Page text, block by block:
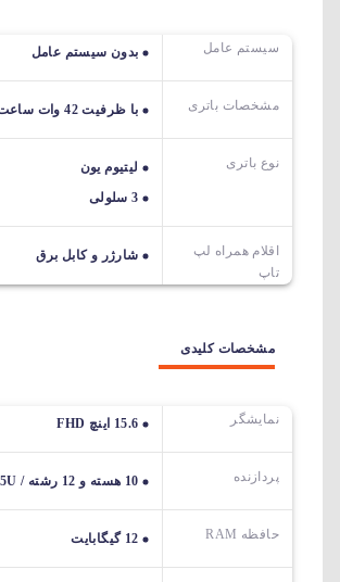
سیستم عامل بدون سیستم عامل
مشخصات باتری با ظرفیت 42 وات ساعت
نوع باتری
لیتیوم یون
3 سلولی
اقلام همراه لپ
تاپ
شارژر و کابل برق
مشخصات کلیدی
نمایشگر 15.6 اینچ FHD
پردازنده 10 هسته و 12 رشته / Core I5 1335U
حافظه RAM 12 گیگابایت